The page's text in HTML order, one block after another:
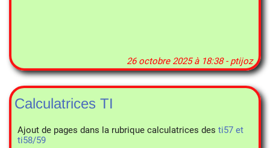
26 octobre 2025 à 18:38 - ptijoz
Calculatrices TI
Ajout de pages dans la rubrique calculatrices des ti57 et
ti58/59